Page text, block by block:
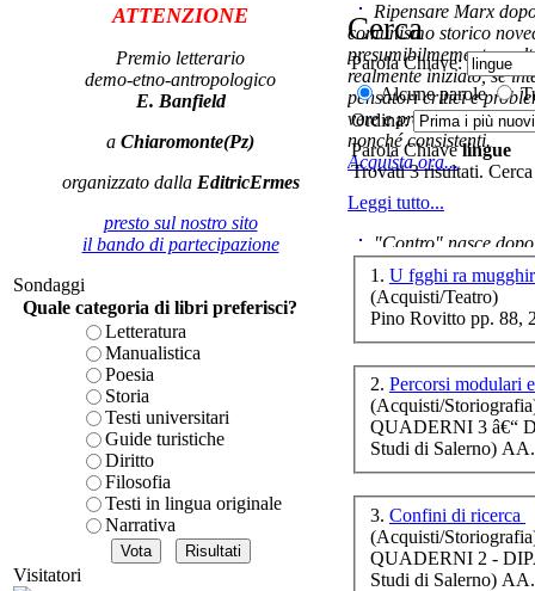
ATTENZIONE
Premio letterario
demo-etno-antropologico
E. Banfield
a Chiaromonte(Pz)
organizzato dalla EditricErmes
presto sul nostro sito
il bando di partecipazione
Sondaggi
Quale categoria di libri preferisci?
Letteratura
Manualistica
Poesia
Storia
Testi universitari
Guide turistiche
Diritto
Filosofia
Testi in lingua originale
Narrativa
Visitatori
Ripensare Marx
comunismo storico
presumibilmemente
realmente iniziato, se
pensatori critici e
vere e proprie correnti
nonché consistenti.
Acquista ora...
Leggi tutto...
"Contro" nasce
cominciato con la
ripensaremarx. i saggi
questa collaborazione
è teorica, sempre però
presente fase.
Acquista ora...
cURL error 28: Failed
80 after 7109 ms:
Cerca
Parola Chiave:
Alcune parole
Ordina:
Parola Chiavelingue
Trovati 3 risultati.
1. U fgghi ra
(Acquisti/Teatro)
Pino Rovitto pp. 88,
2. Percorsi modulari
(Acquisti/
QUADERNI 3 â€“
Studi di Salerno)
3. Confini di ricerca
(Acquisti/
QUADERNI 2 -
Studi di Salerno)